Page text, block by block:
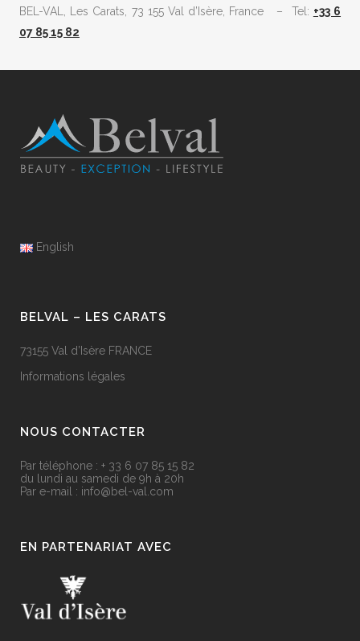
BEL-VAL, Les Carats, 73 155 Val d’Isère, France – Tel: +33 6
07 85 15 82
English
BELVAL – LES CARATS
73155 Val d’Isère FRANCE
Informations légales
NOUS CONTACTER
Par téléphone : + 33 6 07 85 15 82
du lundi au samedi de 9h à 20h
Par e-mail : info@bel-val.com
EN PARTENARIAT AVEC